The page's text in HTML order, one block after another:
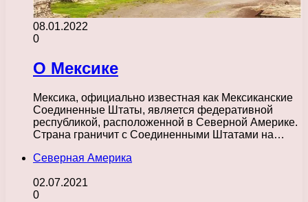
08.01.2022
0
О Мексике
Мексика, официально известная как Мексиканские
Соединенные Штаты, является федеративной
республикой, расположенной в Северной Америке.
Страна граничит с Соединенными Штатами на…
Северная Америка
02.07.2021
0